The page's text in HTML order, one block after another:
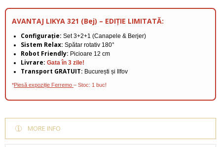
AVANTAJ LIKYA 321 (Bej) – EDIȚIE LIMITATĂ:
Configurație: Set 3+2+1 (Canapele & Berjer)
Sistem Relax: Spătar rotativ 180°
Robot Friendly: Picioare 12 cm
Livrare: Gata în 3 zile!
Transport GRATUIT: București și Ilfov
*Piesă expoziție Ferremo – Stoc: 1 buc!
MORE INFO